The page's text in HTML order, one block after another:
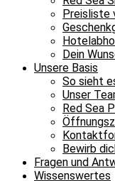
Preisliste
Dein
Unsere Basis
So sieht
Unser
Red Sea
Bewirb
Fragen und
Wissenswertes